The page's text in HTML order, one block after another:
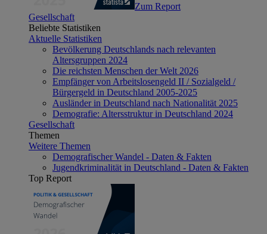
Zum Report
Gesellschaft
Beliebte Statistiken
Aktuelle Statistiken
Bevölkerung Deutschlands nach relevanten
Altersgruppen 2024
Die reichsten Menschen der Welt 2026
Empfänger von Arbeitslosengeld II / Sozialgeld /
Bürgergeld in Deutschland 2005-2025
Ausländer in Deutschland nach Nationalität 2025
Demografie: Altersstruktur in Deutschland 2024
Gesellschaft
Themen
Weitere Themen
Demografischer Wandel - Daten & Fakten
Jugendkriminalität in Deutschland - Daten & Fakten
Top Report